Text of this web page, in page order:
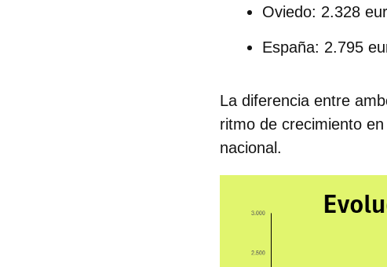
Oviedo: 2.328
España: 2.795
La diferencia entre
ritmo de crecimiento
nacional.